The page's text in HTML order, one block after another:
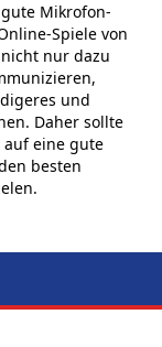
Mikrofon-
Spiele von
nur dazu
und
Daher sollte
auf eine gute
besten